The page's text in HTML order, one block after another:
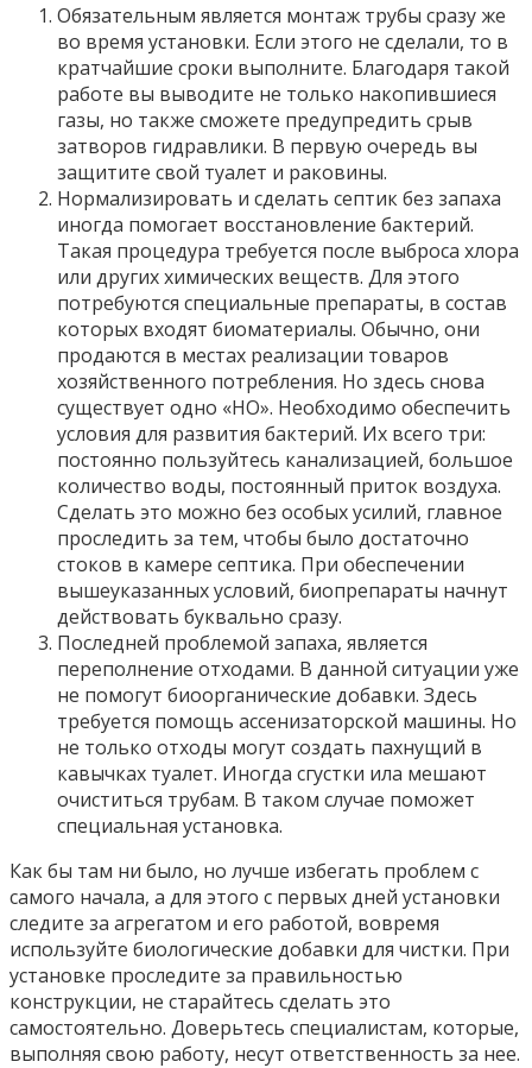
Обязательным является монтаж трубы сразу же
во время установки. Если этого не сделали, то в
кратчайшие сроки выполните. Благодаря такой
работе вы выводите не только накопившиеся
газы, но также сможете предупредить срыв
затворов гидравлики. В первую очередь вы
защитите свой туалет и раковины.
Нормализировать и сделать септик без запаха
иногда помогает восстановление бактерий.
Такая процедура требуется после выброса хлора
или других химических веществ. Для этого
потребуются специальные препараты, в состав
которых входят биоматериалы. Обычно, они
продаются в местах реализации товаров
хозяйственного потребления. Но здесь снова
существует одно «НО». Необходимо обеспечить
условия для развития бактерий. Их всего три:
постоянно пользуйтесь канализацией, большое
количество воды, постоянный приток воздуха.
Сделать это можно без особых усилий, главное
проследить за тем, чтобы было достаточно
стоков в камере септика. При обеспечении
вышеуказанных условий, биопрепараты начнут
действовать буквально сразу.
Последней проблемой запаха, является
переполнение отходами. В данной ситуации уже
не помогут биоорганические добавки. Здесь
требуется помощь ассенизаторской машины. Но
не только отходы могут создать пахнущий в
кавычках туалет. Иногда сгустки ила мешают
очиститься трубам. В таком случае поможет
специальная установка.
Как бы там ни было, но лучше избегать проблем с
самого начала, а для этого с первых дней установки
следите за агрегатом и его работой, вовремя
используйте биологические добавки для чистки. При
установке проследите за правильностью
конструкции, не старайтесь сделать это
самостоятельно. Доверьтесь специалистам, которые,
выполняя свою работу, несут ответственность за нее.